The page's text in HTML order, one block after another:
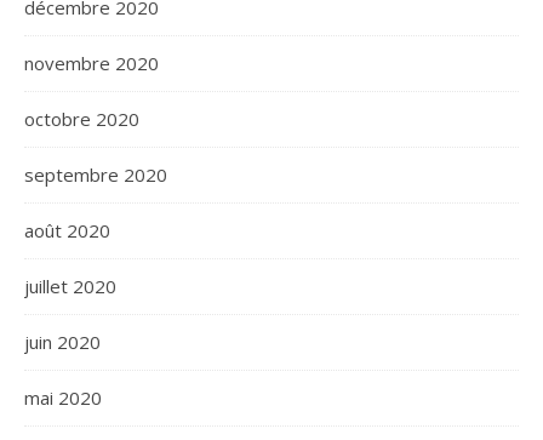
décembre 2020
novembre 2020
octobre 2020
septembre 2020
août 2020
juillet 2020
juin 2020
mai 2020